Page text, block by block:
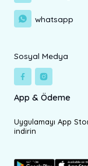
whatsapp
Sosyal Medya
App & Ödeme
Uygulamayı App
indirin